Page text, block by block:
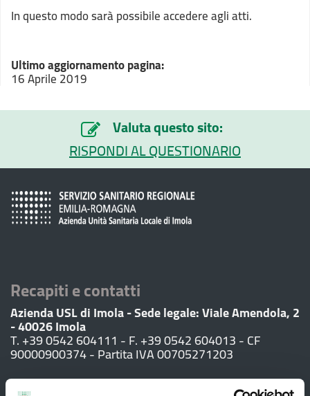
In questo modo sarà possibile accedere agli atti.
Ultimo aggiornamento pagina:
16 Aprile 2019
Valuta questo sito:
RISPONDI AL QUESTIONARIO
Recapiti e contatti
Azienda USL di Imola - Sede legale: Viale Amendola, 2
- 40026 Imola
T. +39 0542 604111 - F. +39 0542 604013 - CF
90000900374 - Partita IVA 00705271203